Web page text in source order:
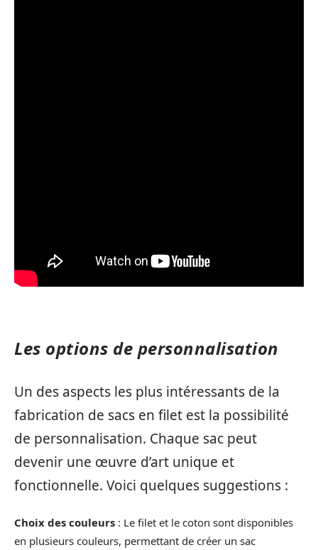
Les options de personnalisation
Un des aspects les plus intéressants de la
fabrication de sacs en filet est la possibilité
de personnalisation. Chaque sac peut
devenir une œuvre d’art unique et
fonctionnelle. Voici quelques suggestions :
Choix des couleurs : Le filet et le coton sont disponibles
en plusieurs couleurs, permettant de créer un sac